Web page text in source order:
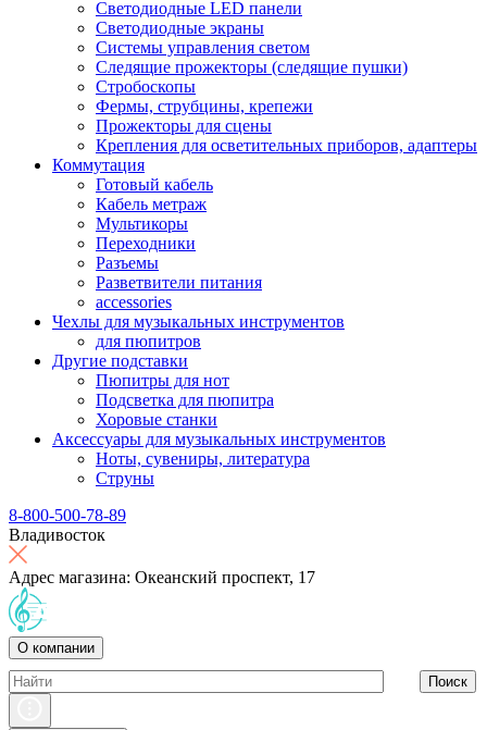
Светодиодные LED панели
Светодиодные экраны
Системы управления светом
Следящие прожекторы (следящие пушки)
Стробоскопы
Фермы, струбцины, крепежи
Прожекторы для сцены
Крепления для осветительных приборов, адаптеры
Коммутация
Готовый кабель
Кабель метраж
Мультикоры
Переходники
Разъемы
Разветвители питания
accessories
Чехлы для музыкальных инструментов
для пюпитров
Другие подставки
Пюпитры для нот
Подсветка для пюпитра
Хоровые станки
Аксессуары для музыкальных инструментов
Ноты, сувениры, литература
Струны
8-800-500-78-89
Владивосток
Адрес магазина: Океанский проспект, 17
О компании
Поиск